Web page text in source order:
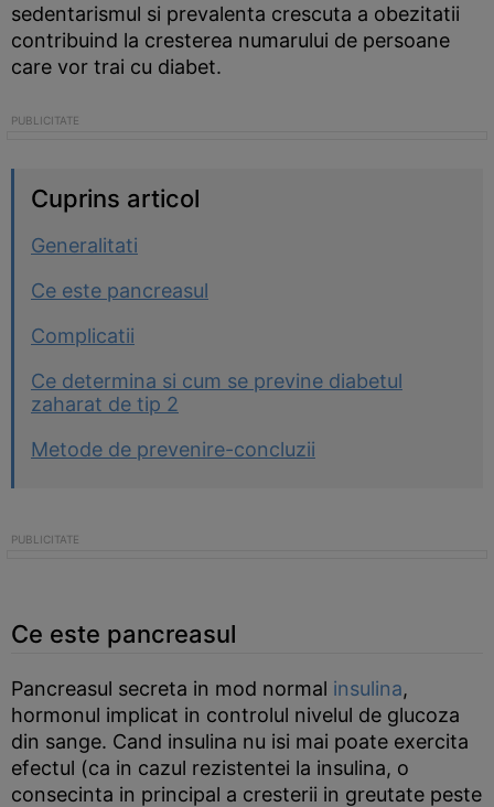
sedentarismul si prevalenta crescuta a obezitatii
contribuind la cresterea numarului de persoane
care vor trai cu diabet.
Cuprins articol
Generalitati
Ce este pancreasul
Complicatii
Ce determina si cum se previne diabetul
zaharat de tip 2
Metode de prevenire-concluzii
Ce este pancreasul
Pancreasul secreta in mod normal insulina,
hormonul implicat in controlul nivelul de glucoza
din sange. Cand insulina nu isi mai poate exercita
efectul (ca in cazul rezistentei la insulina, o
consecinta in principal a cresterii in greutate peste